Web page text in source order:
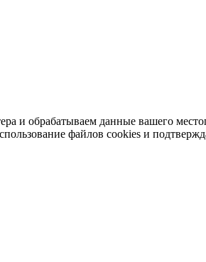
и обрабатываем данные вашего
файлов cookies и